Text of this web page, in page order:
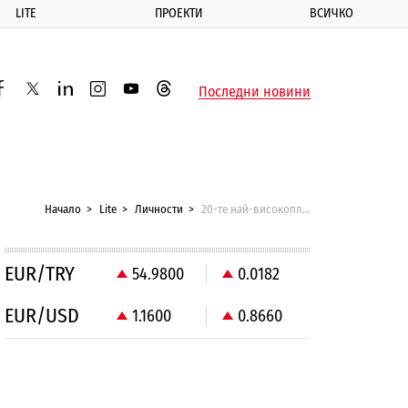
LITE ПРОЕКТИ ВСИЧКО
twitterlinkedininstagram
youtubethreadsПоследни новини
Начало Lite Личности 20-те най-високоплатени знаменитости в света
EUR/TRY 54.9800 0.0182
EUR/USD 1.1600 0.8660